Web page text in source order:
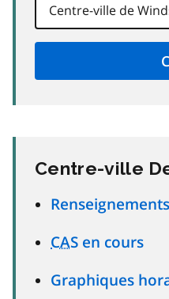
Centre-ville
CAS en cours
Graphiques